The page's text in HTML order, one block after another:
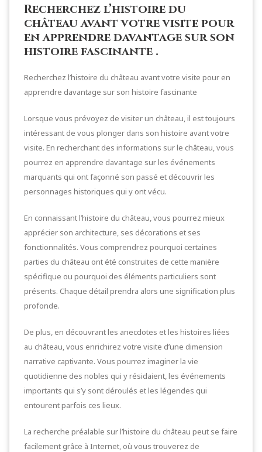
Recherchez l’histoire du
château avant votre visite pour
en apprendre davantage sur son
histoire fascinante .
Recherchez l’histoire du château avant votre visite pour en
apprendre davantage sur son histoire fascinante
Lorsque vous prévoyez de visiter un château, il est toujours
intéressant de vous plonger dans son histoire avant votre
visite. En recherchant des informations sur le château, vous
pourrez en apprendre davantage sur les événements
marquants qui ont façonné son passé et découvrir les
personnages historiques qui y ont vécu.
En connaissant l’histoire du château, vous pourrez mieux
apprécier son architecture, ses décorations et ses
fonctionnalités. Vous comprendrez pourquoi certaines
parties du château ont été construites de cette manière
spécifique ou pourquoi des éléments particuliers sont
présents. Chaque détail prendra alors une signification plus
profonde.
De plus, en découvrant les anecdotes et les histoires liées
au château, vous enrichirez votre visite d’une dimension
narrative captivante. Vous pourrez imaginer la vie
quotidienne des nobles qui y résidaient, les événements
importants qui s’y sont déroulés et les légendes qui
entourent parfois ces lieux.
La recherche préalable sur l’histoire du château peut se faire
facilement grâce à Internet, où vous trouverez de